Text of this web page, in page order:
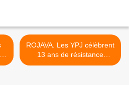
ROJAVA. Les YPJ célèbrent
13 ans de résistance
féministe armée >